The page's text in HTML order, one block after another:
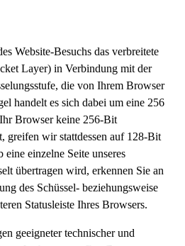
Website-Besuchs das verbreitete
Layer) in Verbindung mit der
die von Ihrem Browser
handelt es sich dabei um eine 256
Browser keine 256-Bit
greifen wir stattdessen auf 128-Bit
einzelne Seite unseres
übertragen wird, erkennen Sie an
des Schüssel- beziehungsweise
Statusleiste Ihres Browsers.
geeigneter technischer und